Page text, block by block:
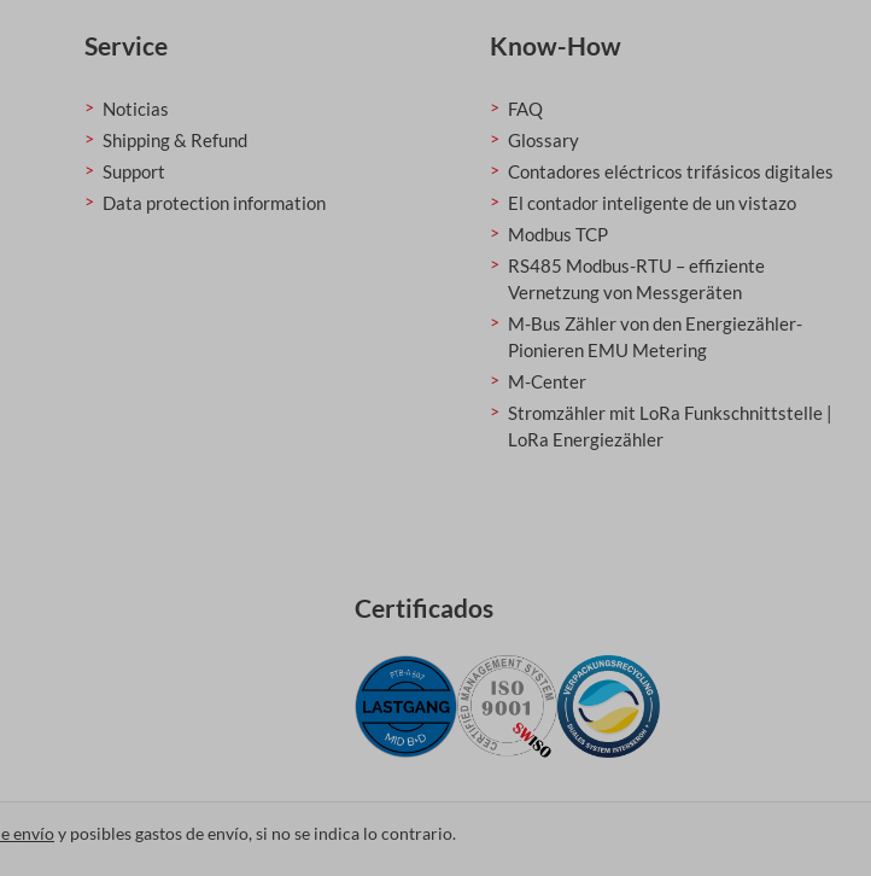
Service
Noticias
Shipping & Refund
Support
Data protection information
Know-How
FAQ
Glossary
Contadores eléctricos trifásicos digitales
El contador inteligente de un vistazo
Modbus TCP
RS485 Modbus-RTU – effiziente
Vernetzung von Messgeräten
M-Bus Zähler von den Energiezähler-
Pionieren EMU Metering
M-Center
Stromzähler mit LoRa Funkschnittstelle |
LoRa Energiezähler
Certificados
envíoy posibles gastos de envío, si no se indica lo contrario.